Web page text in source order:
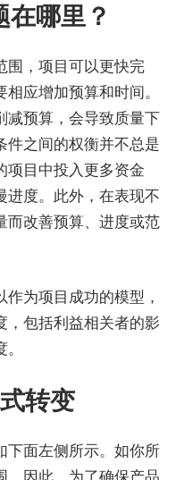
哪里？
围，项目可以更快完
应增加预算和时间。
减预算，会导致质量下
件之间的权衡并不总是
项目中投入更多资金
进度。此外，在表现不
而改善预算、进度或范
为项目成功的模型，
，包括利益相关者的影
转变
下面左侧所示。如你所
。因此，为了确保产品